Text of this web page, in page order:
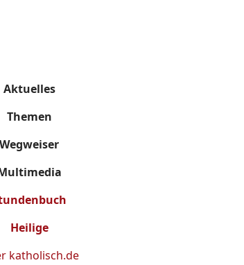
Aktuelles
Themen
Wegweiser
Heilige
katholisch.de